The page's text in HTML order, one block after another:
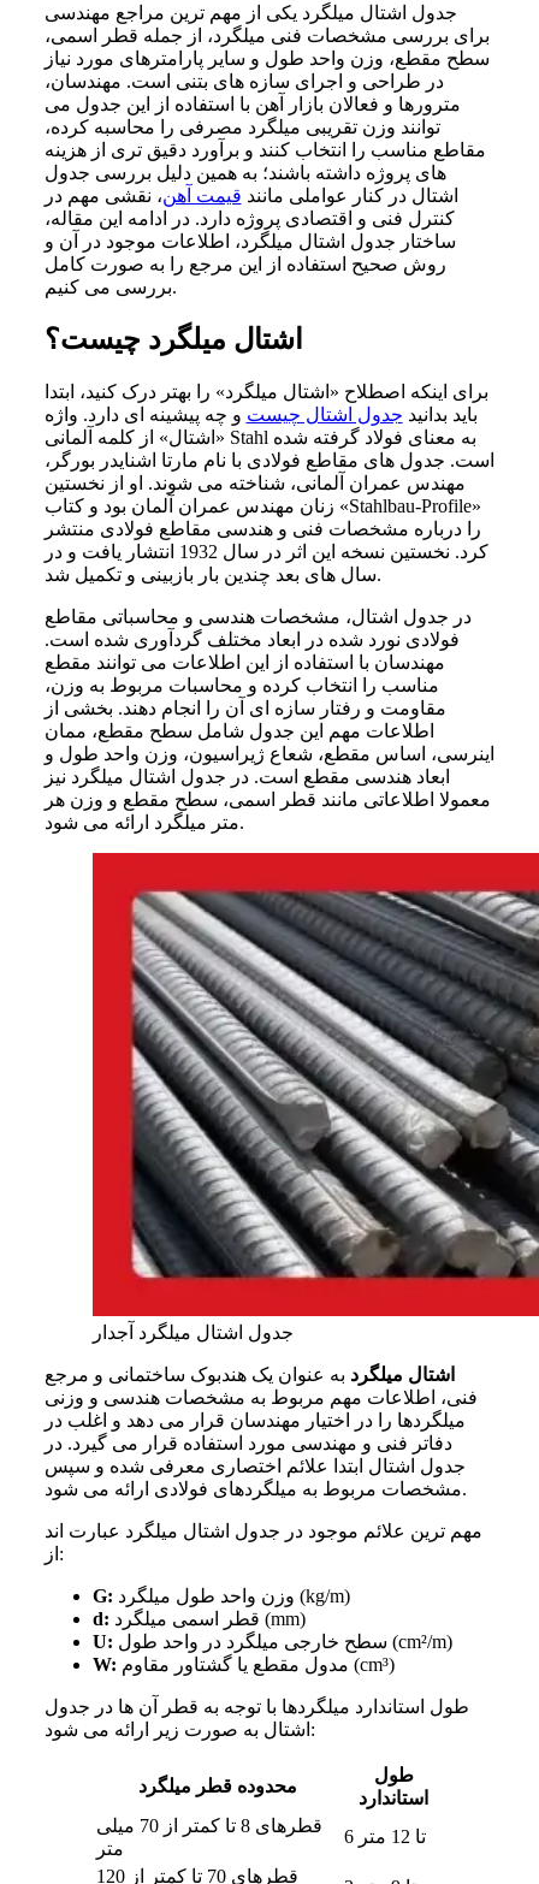
جدول اشتال میلگرد یکی از مهم ترین مراجع مهندسی
برای بررسی مشخصات فنی میلگرد، از جمله قطر اسمی،
سطح مقطع، وزن واحد طول و سایر پارامترهای مورد نیاز
در طراحی و اجرای سازه های بتنی است. مهندسان،
مترورها و فعالان بازار آهن با استفاده از این جدول می
توانند وزن تقریبی میلگرد مصرفی را محاسبه کرده،
مقاطع مناسب را انتخاب کنند و برآورد دقیق تری از هزینه
های پروژه داشته باشند؛ به همین دلیل بررسی جدول
اشتال در کنار عواملی مانند قیمت آهن، نقشی مهم در
کنترل فنی و اقتصادی پروژه دارد. در ادامه این مقاله،
ساختار جدول اشتال میلگرد، اطلاعات موجود در آن و
روش صحیح استفاده از این مرجع را به صورت کامل
بررسی می کنیم.
اشتال میلگرد چیست؟
برای اینکه اصطلاح «اشتال میلگرد» را بهتر درک کنید، ابتدا
باید بدانید جدول اشتال چیست و چه پیشینه ای دارد. واژه
«اشتال» از کلمه آلمانی Stahl به معنای فولاد گرفته شده
است. جدول های مقاطع فولادی با نام مارتا اشنایدر بورگر،
مهندس عمران آلمانی، شناخته می شوند. او از نخستین
زنان مهندس عمران آلمان بود و کتاب «Stahlbau-Profile»
را درباره مشخصات فنی و هندسی مقاطع فولادی منتشر
کرد. نخستین نسخه این اثر در سال 1932 انتشار یافت و در
سال های بعد چندین بار بازبینی و تکمیل شد.
در جدول اشتال، مشخصات هندسی و محاسباتی مقاطع
فولادی نورد شده در ابعاد مختلف گردآوری شده است.
مهندسان با استفاده از این اطلاعات می توانند مقطع
مناسب را انتخاب کرده و محاسبات مربوط به وزن،
مقاومت و رفتار سازه ای آن را انجام دهند. بخشی از
اطلاعات مهم این جدول شامل سطح مقطع، ممان
اینرسی، اساس مقطع، شعاع ژیراسیون، وزن واحد طول و
ابعاد هندسی مقطع است. در جدول اشتال میلگرد نیز
معمولا اطلاعاتی مانند قطر اسمی، سطح مقطع و وزن هر
متر میلگرد ارائه می شود.
جدول اشتال میلگرد آجدار
اشتال میلگرد به عنوان یک هندبوک ساختمانی و مرجع
فنی، اطلاعات مهم مربوط به مشخصات هندسی و وزنی
میلگردها را در اختیار مهندسان قرار می دهد و اغلب در
دفاتر فنی و مهندسی مورد استفاده قرار می گیرد. در
جدول اشتال ابتدا علائم اختصاری معرفی شده و سپس
مشخصات مربوط به میلگردهای فولادی ارائه می شود.
مهم ترین علائم موجود در جدول اشتال میلگرد عبارت اند
از:
G:
وزن واحد طول میلگرد (kg/m)
d:
قطر اسمی میلگرد (mm)
U:
سطح خارجی میلگرد در واحد طول (cm²/m)
W:
مدول مقطع یا گشتاور مقاوم (cm³)
طول استاندارد میلگردها با توجه به قطر آن ها در جدول
اشتال به صورت زیر ارائه می شود:
محدوده قطر میلگرد
طول
استاندارد
قطرهای 8 تا کمتر از 70 میلی
متر
6 تا 12 متر
قطرهای 70 تا کمتر از 120